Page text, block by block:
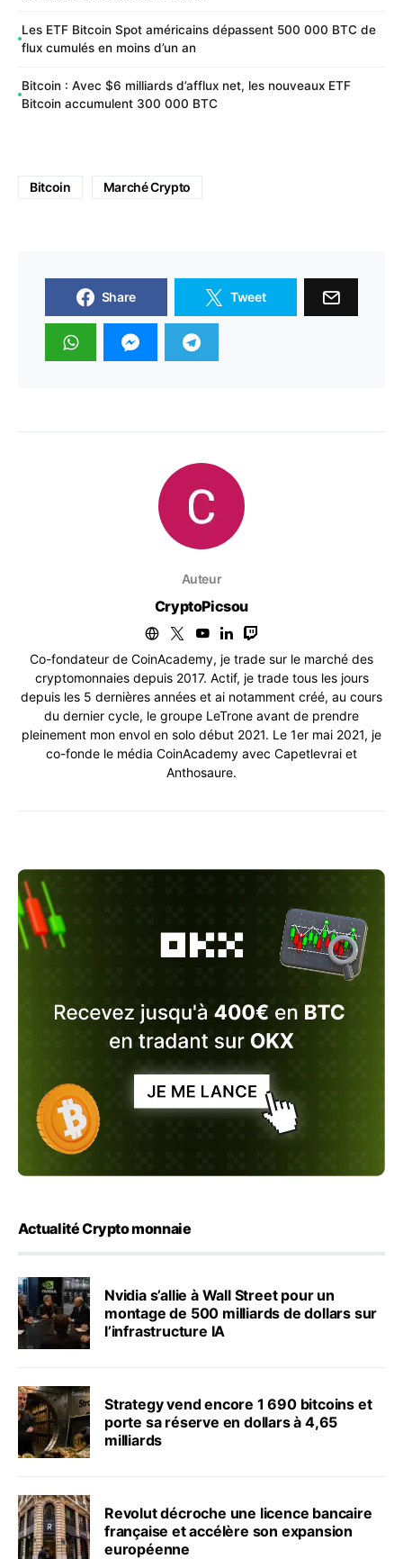
Les ETF Bitcoin Spot américains dépassent 500 000 BTC de
flux cumulés en moins d’un an
Bitcoin : Avec $6 milliards d’afflux net, les nouveaux ETF
Bitcoin accumulent 300 000 BTC
Bitcoin Marché Crypto
Share Tweet
Auteur
CryptoPicsou
Co-fondateur de CoinAcademy, je trade sur le marché des
cryptomonnaies depuis 2017. Actif, je trade tous les jours
depuis les 5 dernières années et ai notamment créé, au cours
du dernier cycle, le groupe LeTrone avant de prendre
pleinement mon envol en solo début 2021. Le 1er mai 2021, je
co-fonde le média CoinAcademy avec Capetlevrai et
Anthosaure.
Actualité Crypto monnaie
Nvidia s’allie à Wall Street pour un
montage de 500 milliards de dollars sur
l’infrastructure IA
Strategy vend encore 1 690 bitcoins et
porte sa réserve en dollars à 4,65
milliards
Revolut décroche une licence bancaire
française et accélère son expansion
européenne